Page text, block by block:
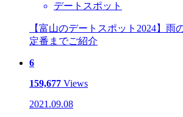
デートスポット
【富山のデートスポット2024】雨
定番までご紹介
6
159,677 Views
2021.09.08